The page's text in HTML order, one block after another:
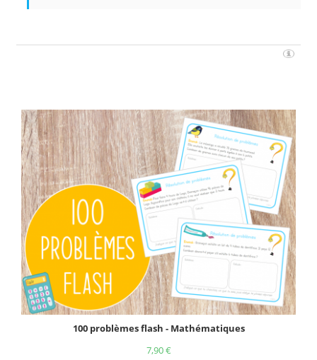
100 problèmes flash - Mathématiques
7,90€